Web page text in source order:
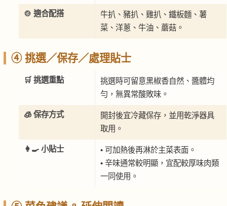
🍲 適合配搭
牛扒、豬扒、雞扒、鐵板麵、薯
菜、洋蔥、牛油、蘑菇。
④ 挑選／保存／處理貼士
🛒 挑選重點
挑選時可留意黑椒香自然、醬體均
勻，無異常酸敗味。
🧊 保存方式
開封後宜冷藏保存，並用乾淨器具
取用。
👩‍🍳 小貼士
• 可加熱後再淋於主菜表面。
• 辛味通常較明顯，宜配較厚味肉類
一同使用。